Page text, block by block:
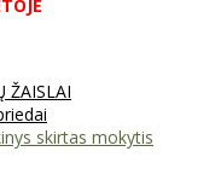
ŽAISLAI
skirtas mokytis